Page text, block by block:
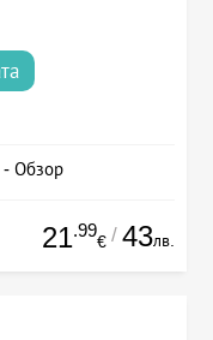
- Обзор
21.99
€ / 43лв.